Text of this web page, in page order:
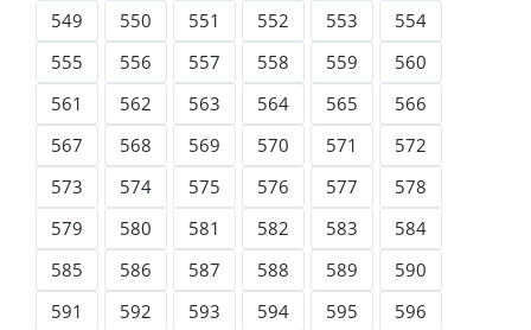
549
550 551 552 553
554
555
556 557 558 559
560
561
562 563 564 565
566
567
568 569 570 571
572
573
574 575 576 577
578
579
580 581 582 583
584
585
586 587 588 589
590
591
592 593 594 595
596